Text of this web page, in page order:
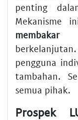
penting
Mekanisme
membakar
pengguna
tambahan.
semua pihak.
Prospek